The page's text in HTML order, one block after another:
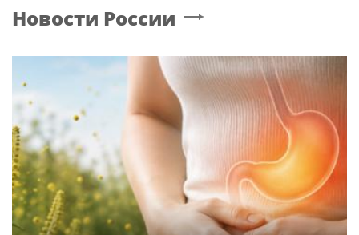
Новости России